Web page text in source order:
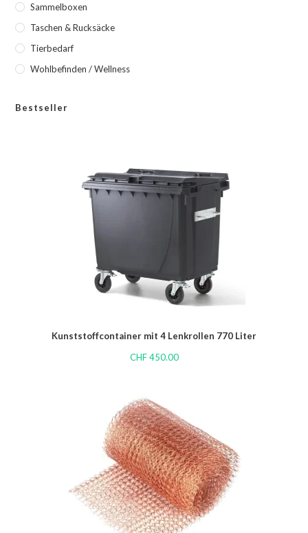
Sammelboxen
Taschen & Rucksäcke
Tierbedarf
Wohlbefinden / Wellness
Bestseller
Kunststoffcontainer mit 4 Lenkrollen 770 Liter
CHF450.00